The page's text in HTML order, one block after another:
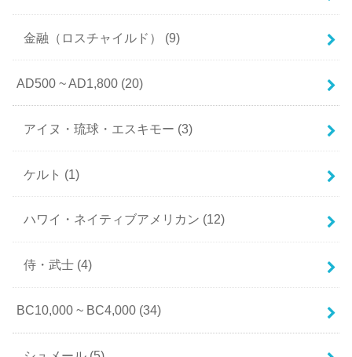
金融（ロスチャイルド） (9)
AD500 ~ AD1,800 (20)
アイヌ・琉球・エスキモー (3)
ケルト (1)
ハワイ・ネイティブアメリカン (12)
侍・武士 (4)
BC10,000 ~ BC4,000 (34)